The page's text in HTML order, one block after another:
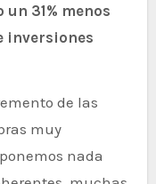
31% menos
inversiones
de las
muy
nada